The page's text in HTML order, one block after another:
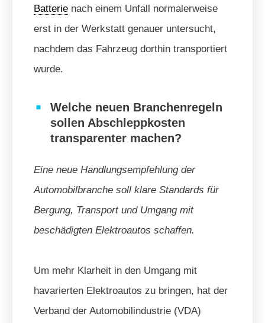
Batterie nach einem Unfall normalerweise
erst in der Werkstatt genauer untersucht,
nachdem das Fahrzeug dorthin transportiert
wurde.
Welche neuen Branchenregeln
sollen Abschleppkosten
transparenter machen?
Eine neue Handlungsempfehlung der
Automobilbranche soll klare Standards für
Bergung, Transport und Umgang mit
beschädigten Elektroautos schaffen.
Um mehr Klarheit in den Umgang mit
havarierten Elektroautos zu bringen, hat der
Verband der Automobilindustrie (VDA)